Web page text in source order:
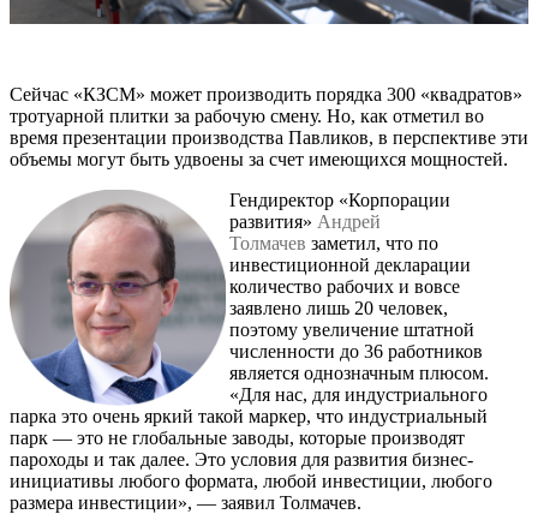
Сейчас «КЗСМ» может производить порядка 300 «квадратов»
тротуарной плитки за рабочую смену. Но, как отметил во
время презентации производства Павликов, в перспективе эти
объемы могут быть удвоены за счет имеющихся мощностей.
Гендиректор «Корпорации
развития» Андрей
Толмачев заметил, что по
инвестиционной декларации
количество рабочих и вовсе
заявлено лишь 20 человек,
поэтому увеличение штатной
численности до 36 работников
является однозначным плюсом.
«Для нас, для индустриального
парка это очень яркий такой маркер, что индустриальный
парк — это не глобальные заводы, которые производят
пароходы и так далее. Это условия для развития бизнес-
инициативы любого формата, любой инвестиции, любого
размера инвестиции», — заявил Толмачев.